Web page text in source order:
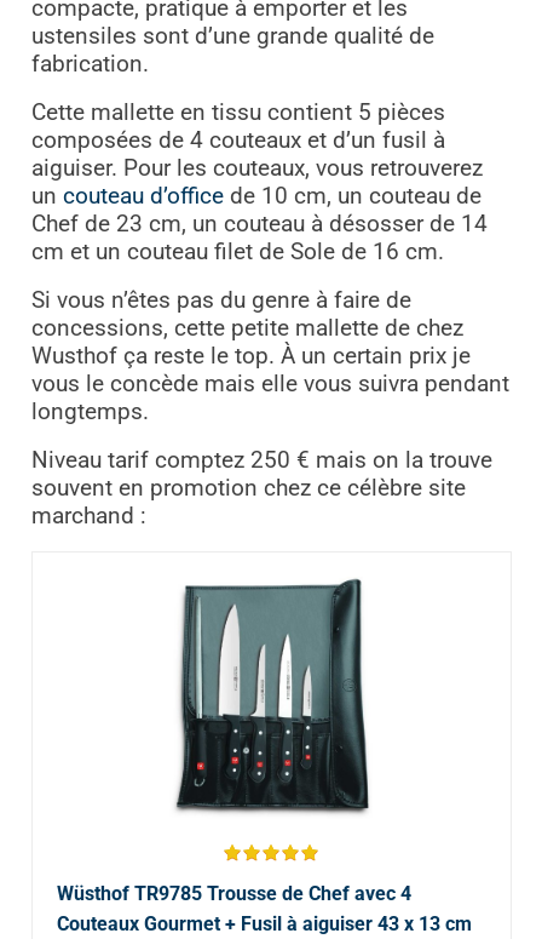
compacte, pratique à emporter et les
ustensiles sont d’une grande qualité de
fabrication.
Cette mallette en tissu contient 5 pièces
composées de 4 couteaux et d’un fusil à
aiguiser. Pour les couteaux, vous retrouverez
un couteau d’officede 10 cm, un couteau de
Chef de 23 cm, un couteau à désosser de 14
cm et un couteau filet de Sole de 16 cm.
Si vous n’êtes pas du genre à faire de
concessions, cette petite mallette de chez
Wusthof ça reste le top. À un certain prix je
vous le concède mais elle vous suivra pendant
longtemps.
Niveau tarif comptez 250 € mais on la trouve
souvent en promotion chez ce célèbre site
marchand :
Wüsthof TR9785 Trousse de Chef avec 4
Couteaux Gourmet + Fusil à aiguiser 43 x 13 cm